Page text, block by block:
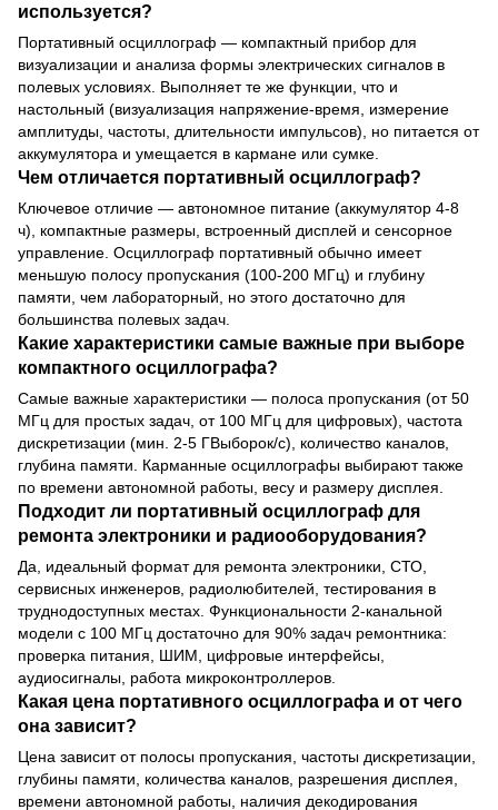
используется?
Портативный осциллограф — компактный прибор для
визуализации и анализа формы электрических сигналов в
полевых условиях. Выполняет те же функции, что и
настольный (визуализация напряжение-время, измерение
амплитуды, частоты, длительности импульсов), но питается от
аккумулятора и умещается в кармане или сумке.
Чем отличается портативный осциллограф?
Ключевое отличие — автономное питание (аккумулятор 4-8
ч), компактные размеры, встроенный дисплей и сенсорное
управление. Осциллограф портативный обычно имеет
меньшую полосу пропускания (100-200 МГц) и глубину
памяти, чем лабораторный, но этого достаточно для
большинства полевых задач.
Какие характеристики самые важные при выборе
компактного осциллографа?
Самые важные характеристики — полоса пропускания (от 50
МГц для простых задач, от 100 МГц для цифровых), частота
дискретизации (мин. 2-5 ГВыборок/с), количество каналов,
глубина памяти. Карманные осциллографы выбирают также
по времени автономной работы, весу и размеру дисплея.
Подходит ли портативный осциллограф для
ремонта электроники и радиооборудования?
Да, идеальный формат для ремонта электроники, СТО,
сервисных инженеров, радиолюбителей, тестирования в
труднодоступных местах. Функциональности 2-канальной
модели с 100 МГц достаточно для 90% задач ремонтника:
проверка питания, ШИМ, цифровые интерфейсы,
аудиосигналы, работа микроконтроллеров.
Какая цена портативного осциллографа и от чего
она зависит?
Цена зависит от полосы пропускания, частоты дискретизации,
глубины памяти, количества каналов, разрешения дисплея,
времени автономной работы, наличия декодирования